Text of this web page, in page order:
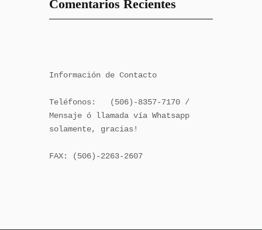
Comentarios Recientes
Información de Contacto
Teléfonos:   (506)-8357-7170 /
Mensaje ó llamada vía Whatsapp
solamente, gracias!
FAX: (506)-2263-2607